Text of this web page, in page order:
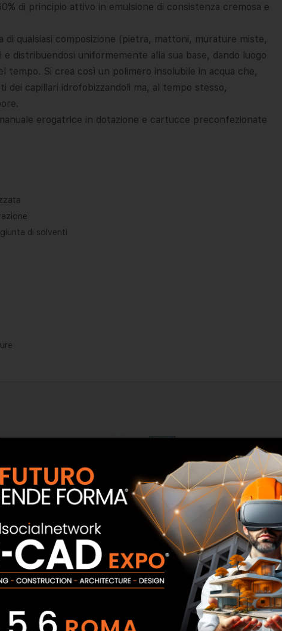
di principio attivo in emulsione di consistenza cremosa e
di qualsiasi composizione (pietra, mattoni, murature miste,
distribuendosi uniformemente alla sua base, dando luogo
tempo. Si crea così un polimero insolubile in acqua che,
capillari idrofobizzandoli ma, al tempo stesso,
erogatrice in dotazione e cartucce preconfezionate
di solventi
intonaci e massetti mac
Impianto per silo air mac new 400V
Tecno Edil Sistem